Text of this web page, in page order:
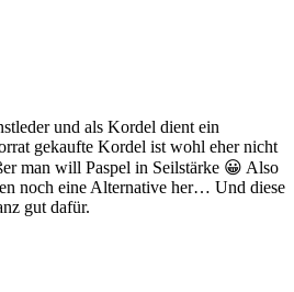
und als Kordel dient ein
gekaufte Kordel ist wohl eher nicht
man will Paspel in Seilstärke 😀 Also
noch eine Alternative her… Und diese
gut dafür.